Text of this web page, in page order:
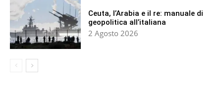
Ceuta, l’Arabia e il re: manuale di
geopolitica all’italiana
2 Agosto 2026